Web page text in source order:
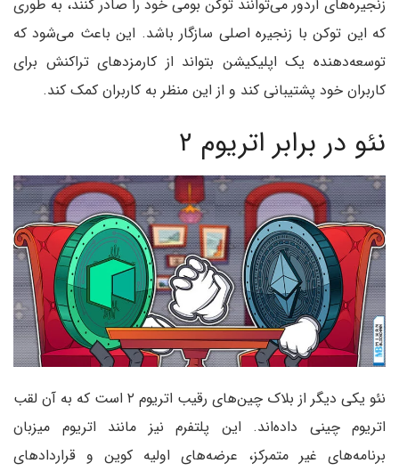
زنجیره‌های آردور می‌توانند توکن بومی خود را صادر کنند، به طوری
که این توکن با زنجیره اصلی سازگار باشد. این باعث می‌شود که
توسعه‌دهنده یک اپلیکیشن بتواند از کارمزد‌های تراکنش برای
کاربران خود پشتیبانی کند و از این منظر به کاربران کمک کند.
نئو در برابر اتریوم ۲
نئو یکی دیگر از بلاک چین‌های رقیب اتریوم ۲ است که به آن لقب
اتریوم چینی داده‌اند. این پلتفرم نیز مانند اتریوم میزبان
برنامه‌های غیر متمرکز، عرضه‌های اولیه کوین و قرارداد‌های